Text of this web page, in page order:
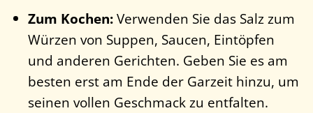
Zum Kochen:Verwenden Sie das Salz zum
Würzen von Suppen, Saucen, Eintöpfen
und anderen Gerichten. Geben Sie es am
besten erst am Ende der Garzeit hinzu, um
seinen vollen Geschmack zu entfalten.